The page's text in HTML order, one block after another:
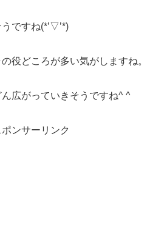
ですね(*’▽’*)
役どころが多い気がしますね。
広がっていきそうですね^ ^
ポンサーリンク